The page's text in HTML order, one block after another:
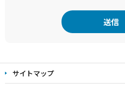
文
こ サイトマップ